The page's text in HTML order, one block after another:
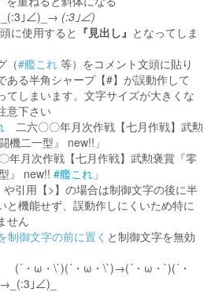
｣∠)_→ (:3｣∠)
に使用すると 『見出し』 となってしま
（#艦これ 等）をコメント文頭に貼り
ある半角シャープ【#】が誤動作して
てしまいます。文字サイズが大きくな
意下さい
二六〇〇年月次作戦【七月作戦】武勲
機二一型』 new!!」
年月次作戦【七月作戦】武勲褒賞『零
』 new!! #艦これ」
や引用【>】の場合は制御文字の後に半
と機能せず、誤動作しにくいため特に
せん
制御文字の前に置く と制御文字を無効
・ω・\`)(´・ω・\`)→(´・ω・`)(´・
｣∠)_